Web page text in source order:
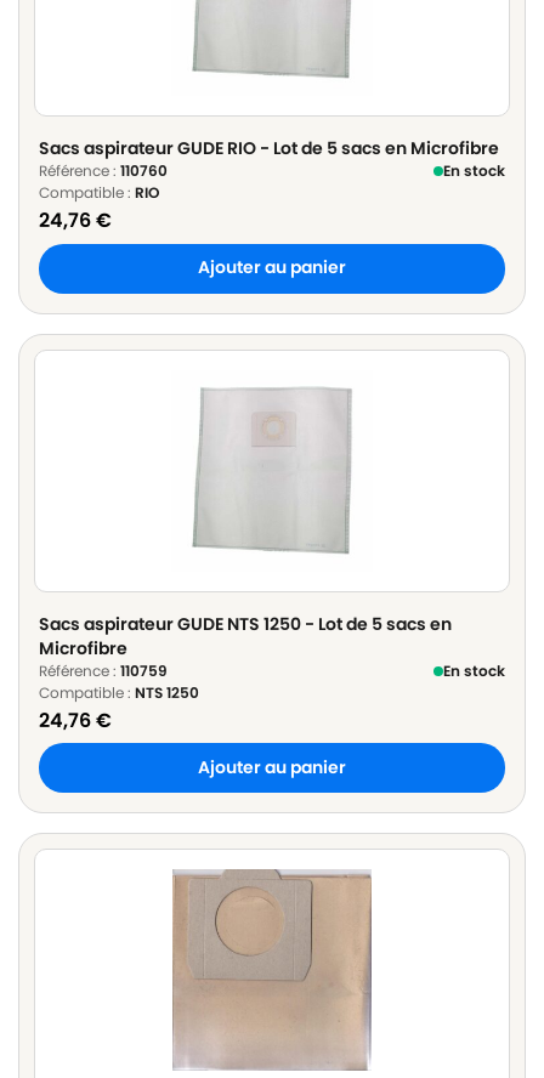
Sacs aspirateur GUDE RIO - Lot de 5 sacs en Microfibre
Référence : 110760
En stock
Compatible : RIO
24,76€
Ajouter au panier
Sacs aspirateur GUDE NTS 1250 - Lot de 5 sacs en
Microfibre
Référence : 110759
En stock
Compatible : NTS 1250
24,76€
Ajouter au panier